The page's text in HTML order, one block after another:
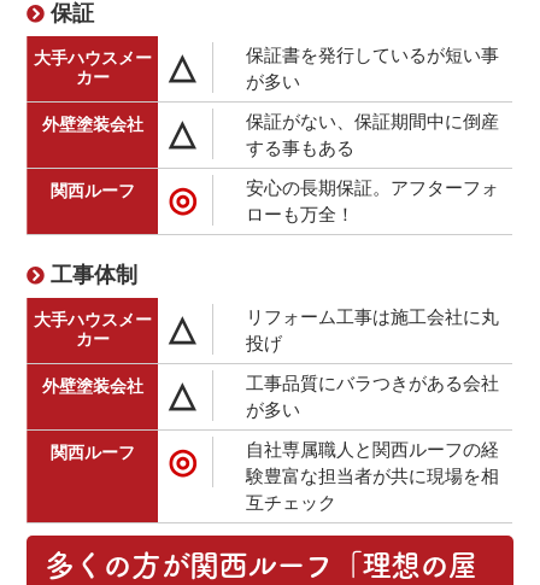
保証
△
保証書を発行しているが短い事
が多い
△
保証がない、保証期間中に倒産
する事もある
◎
安心の長期保証。アフターフォ
ローも万全！
工事体制
△
リフォーム工事は施工会社に丸
投げ
△
工事品質にバラつきがある会社
が多い
◎
自社専属職人と関西ルーフの経
験豊富な担当者が共に現場を相
互チェック
多くの方が関西ルーフ「理想の屋